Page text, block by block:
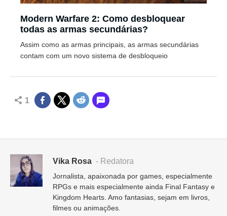
Modern Warfare 2: Como desbloquear
todas as armas secundárias?
Assim como as armas principais, as armas secundárias
contam com um novo sistema de desbloqueio
1
Vika Rosa - Redatora
Jornalista, apaixonada por games, especialmente
RPGs e mais especialmente ainda Final Fantasy e
Kingdom Hearts. Amo fantasias, sejam em livros,
filmes ou animações.